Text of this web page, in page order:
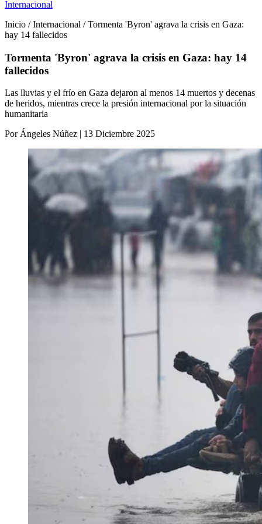
Internacional
Inicio / Internacional / Tormenta 'Byron' agrava la crisis en Gaza:
hay 14 fallecidos
Tormenta 'Byron' agrava la crisis en Gaza: hay 14
fallecidos
Las lluvias y el frío en Gaza dejaron al menos 14 muertos y decenas
de heridos, mientras crece la presión internacional por la situación
humanitaria
Por Ángeles Núñez | 13 Diciembre 2025